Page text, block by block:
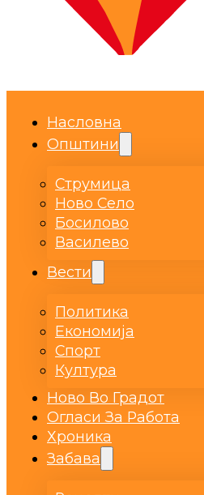
Насловна
Општини
Струмица
Ново Село
Босилово
Василево
Вести
Политика
Економија
Спорт
Култура
Ново Во Градот
Огласи За Работа
Хроника
Забава